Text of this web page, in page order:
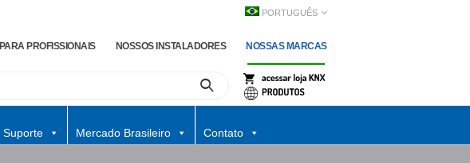
PORTUGUÊS
PARA PROFISSIONAIS NOSSOS INSTALADORES NOSSAS MARCAS
Suporte Mercado Brasileiro Contato